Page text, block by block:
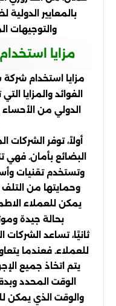
بالمعايير
والتوجيهات
مزايا
مزايا استخدام
الفوائد والمزايا
الدولي من
أولاً، توفر
البضائع بأمان. فهي
وتستخدم تقنيات
وحمايتها من التلف
يمكن للعملاء
بحالة جيدة
ثانيًا، تساعد
للعملاء. فعندما
يتم اتخاذ جميع
الوقت المحدد
والوقت الذي يمكن